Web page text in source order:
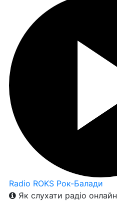
Radio ROKS Рок-Балади
Як слухати радіо онлайн